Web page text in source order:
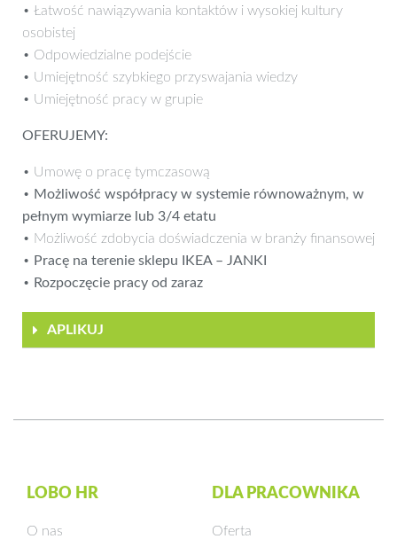
• Łatwość nawiązywania kontaktów i wysokiej kultury
osobistej
• Odpowiedzialne podejście
• Umiejętność szybkiego przyswajania wiedzy
• Umiejętność pracy w grupie
OFERUJEMY:
• Umowę o pracę tymczasową
• Możliwość współpracy w systemie równoważnym, w
pełnym wymiarze lub 3/4 etatu
• Możliwość zdobycia doświadczenia w branży finansowej
• Pracę na terenie sklepu IKEA – JANKI
• Rozpoczęcie pracy od zaraz
APLIKUJ
LOBO HR
O nas
DLA PRACOWNIKA
Oferta